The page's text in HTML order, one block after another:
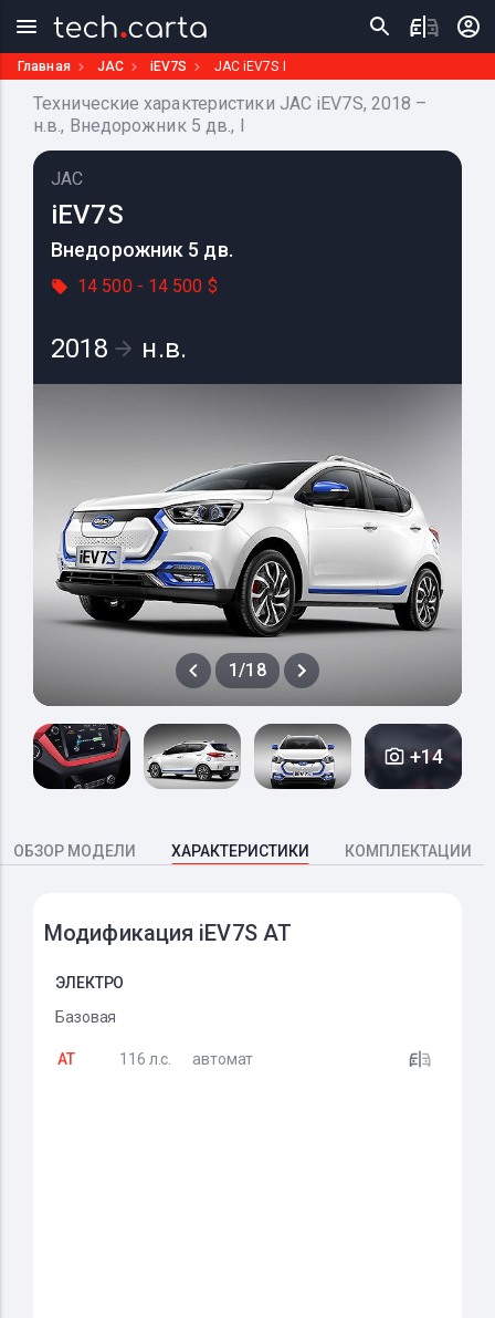
Главная JAC iEV7S JAC iEV7S I
Технические характеристики JAC iEV7S, 2018 –
н.в., Внедорожник 5 дв., I
JAC
iEV7S
Внедорожник 5 дв.
14 500 - 14 500 $
2018 н.в.
1/18
+14
ОБЗОР МОДЕЛИ ХАРАКТЕРИСТИКИ КОМПЛЕКТАЦИИ
Модификация iEV7S AT
ЭЛЕКТРО
Базовая
AT 116 л.с. автомат